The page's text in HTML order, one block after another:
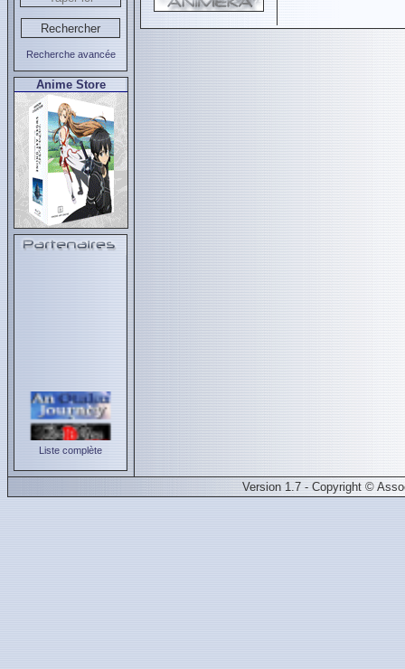
Recherche avancée
Anime Store
Liste complète
Version 1.7 - Copyright ©